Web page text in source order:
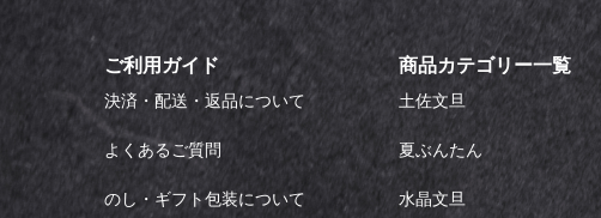
ご利用ガイド
決済・配送・返品について
よくあるご質問
のし・ギフト包装について
商品カテゴリー一覧
土佐文旦
夏ぶんたん
水晶文旦